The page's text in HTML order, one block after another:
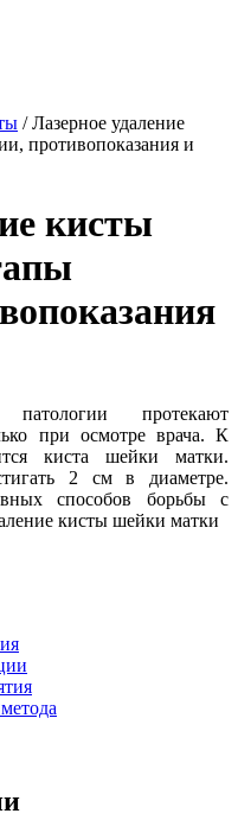
/Лазерное удаление
противопоказания и
кисты
патологии протекают
при осмотре врача. К
киста шейки матки.
2 см в диаметре.
способов борьбы с
кисты шейки матки